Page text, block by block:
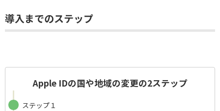
導入までのステップ
Apple IDの国や地域の変更の2ステップ
ステップ１